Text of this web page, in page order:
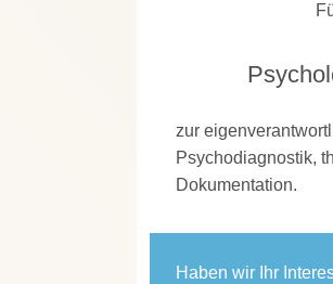
zur
Psychodiagnostik,
Dokumentation.
Haben wir Ihr